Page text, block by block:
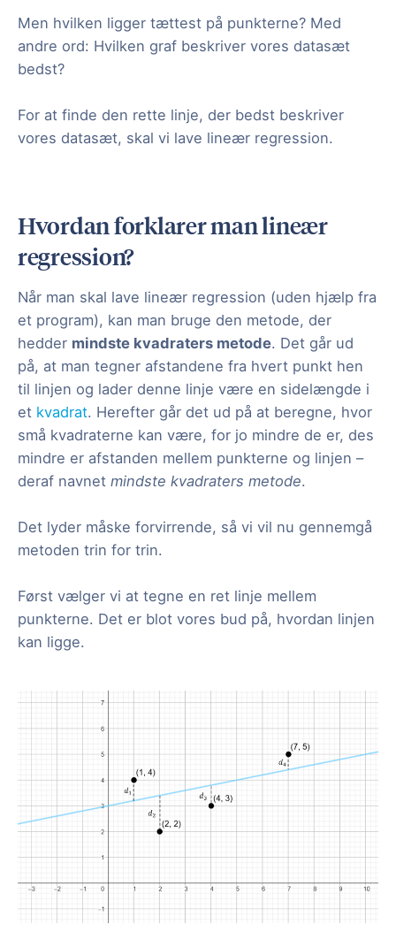
Men hvilken ligger tættest på punkterne? Med
andre ord: Hvilken graf beskriver vores datasæt
bedst?
For at finde den rette linje, der bedst beskriver
vores datasæt, skal vi lave lineær regression.
Hvordan forklarer man lineær
regression?
Når man skal lave lineær regression (uden hjælp fra
et program), kan man bruge den metode, der
hedder mindste kvadraters metode. Det går ud
på, at man tegner afstandene fra hvert punkt hen
til linjen og lader denne linje være en sidelængde i
et kvadrat. Herefter går det ud på at beregne, hvor
små kvadraterne kan være, for jo mindre de er, des
mindre er afstanden mellem punkterne og linjen –
deraf navnet mindste kvadraters metode.
Det lyder måske forvirrende, så vi vil nu gennemgå
metoden trin for trin.
Først vælger vi at tegne en ret linje mellem
punkterne. Det er blot vores bud på, hvordan linjen
kan ligge.